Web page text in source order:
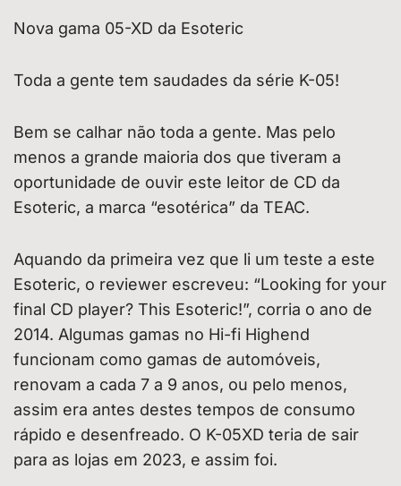
Nova gama 05-XD da Esoteric
Toda a gente tem saudades da série K-05!
Bem se calhar não toda a gente. Mas pelo
menos a grande maioria dos que tiveram a
oportunidade de ouvir este leitor de CD da
Esoteric, a marca “esotérica” da TEAC.
Aquando da primeira vez que li um teste a este
Esoteric, o reviewer escreveu: “Looking for your
final CD player? This Esoteric!”, corria o ano de
2014. Algumas gamas no Hi-fi Highend
funcionam como gamas de automóveis,
renovam a cada 7 a 9 anos, ou pelo menos,
assim era antes destes tempos de consumo
rápido e desenfreado. O K-05XD teria de sair
para as lojas em 2023, e assim foi.